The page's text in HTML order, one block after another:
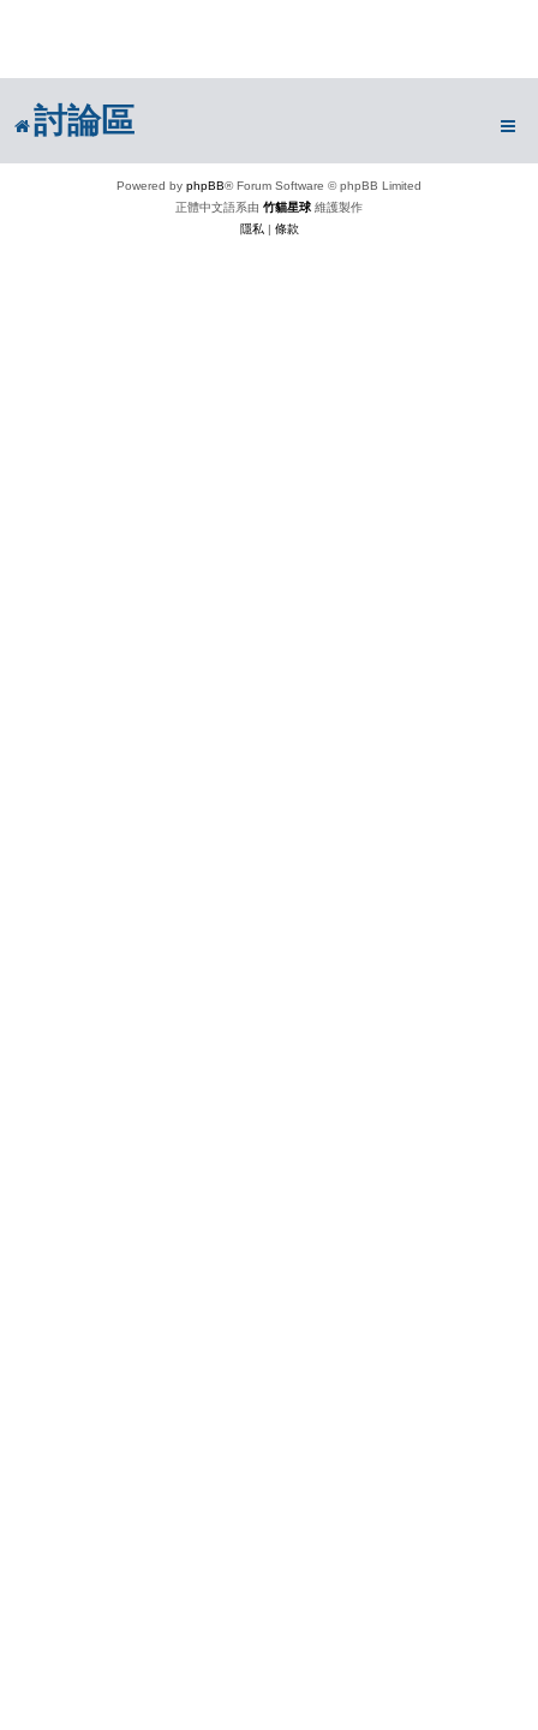
討論區
Powered by phpBB® Forum Software © phpBB Limited
正體中文語系由 竹貓星球 維護製作
隱私| 條款